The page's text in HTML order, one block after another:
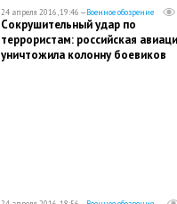
24 апреля 2016, 19:46 —Военное обозрение
Сокрушительный удар по
террористам: российская
уничтожила колонну боевиков